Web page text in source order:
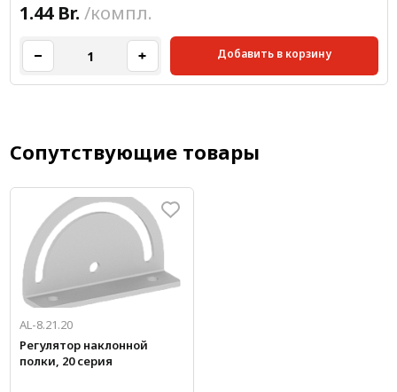
1.44 Br. /компл.
Добавить в корзину
Сопутствующие товары
AL-8.21.20
Регулятор наклонной
полки, 20 серия